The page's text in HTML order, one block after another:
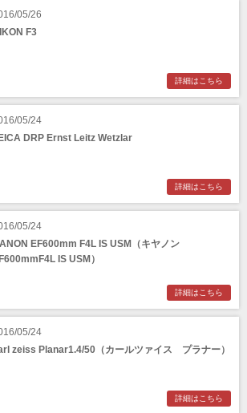
05/26
F3
詳細はこちら
05/24
DRP Ernst Leitz Wetzlar
詳細はこちら
05/24
EF600mm F4L IS USM（キヤノン
IS USM）
詳細はこちら
05/24
zeiss Planar1.4/50（カールツァイス プラナー）
詳細はこちら